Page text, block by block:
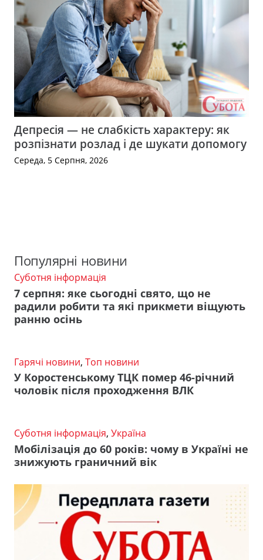
Депресія — не слабкість характеру: як
розпізнати розлад і де шукати допомогу
Середа, 5 Серпня, 2026
Популярні новини
Суботня інформація
7 серпня: яке сьогодні свято, що не
радили робити та які прикмети віщують
ранню осінь
Гарячі новини, Топ новини
У Коростенському ТЦК помер 46-річний
чоловік після проходження ВЛК
Суботня інформація, Україна
Мобілізація до 60 років: чому в Україні не
знижують граничний вік